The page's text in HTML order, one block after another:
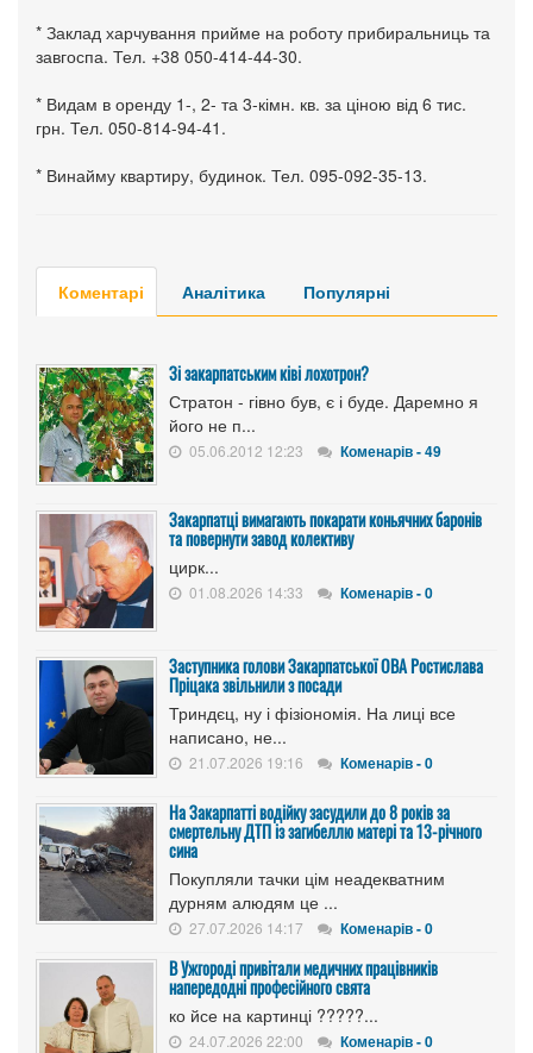
* Заклад харчування прийме на роботу прибиральниць та
завгоспа. Тел. +38 050-414-44-30.
* Видам в оренду 1-, 2- та 3-кімн. кв. за ціною від 6 тис.
грн. Тел. 050-814-94-41.
* Винайму квартиру, будинок. Тел. 095-092-35-13.
Коментарі Аналітика Популярні
Зі закарпатським ківі лохотрон?
Стратон - гівно був, є і буде. Даремно я
його не п...
05.06.2012 12:23 Коменарів - 49
Закарпатці вимагають покарати коньячних баронів
та повернути завод колективу
цирк...
01.08.2026 14:33 Коменарів - 0
Заступника голови Закарпатської ОВА Ростислава
Пріцака звільнили з посади
Триндєц, ну і фізіономія. На лиці все
написано, не...
21.07.2026 19:16 Коменарів - 0
На Закарпатті водійку засудили до 8 років за
смертельну ДТП із загибеллю матері та 13-річного
сина
Покупляли тачки цім неадекватним
дурням алюдям це ...
27.07.2026 14:17 Коменарів - 0
В Ужгороді привітали медичних працівників
напередодні професійного свята
ко йсе на картинці ?????...
24.07.2026 22:00 Коменарів - 0